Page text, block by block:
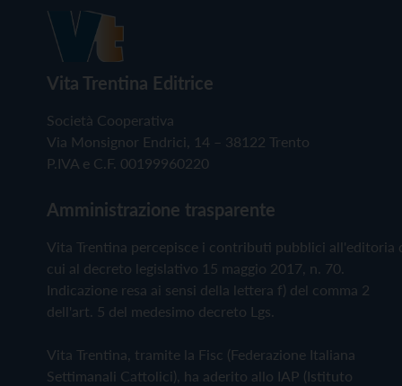
Vita Trentina Editrice
Società Cooperativa
Via Monsignor Endrici, 14 – 38122 Trento
P.IVA e C.F. 00199960220
Amministrazione trasparente
Vita Trentina percepisce i contributi pubblici all'editoria
cui al decreto legislativo 15 maggio 2017, n. 70.
Indicazione resa ai sensi della lettera f) del comma 2
dell'art. 5 del medesimo decreto Lgs.
Vita Trentina, tramite la Fisc (Federazione Italiana
Settimanali Cattolici), ha aderito allo IAP (Istituto